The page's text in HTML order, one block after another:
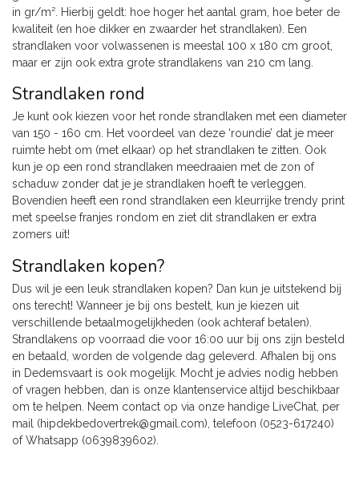
in gr/m². Hierbij geldt: hoe hoger het aantal gram, hoe beter de
kwaliteit (en hoe dikker en zwaarder het strandlaken). Een
strandlaken voor volwassenen is meestal 100 x 180 cm groot,
maar er zijn ook extra grote strandlakens van 210 cm lang.
Strandlaken rond
Je kunt ook kiezen voor het ronde strandlaken met een diameter
van 150 - 160 cm. Het voordeel van deze ‘roundie’ dat je meer
ruimte hebt om (met elkaar) op het strandlaken te zitten. Ook
kun je op een rond strandlaken meedraaien met de zon of
schaduw zonder dat je je strandlaken hoeft te verleggen.
Bovendien heeft een rond strandlaken een kleurrijke trendy print
met speelse franjes rondom en ziet dit strandlaken er extra
zomers uit!
Strandlaken kopen?
Dus wil je een leuk strandlaken kopen? Dan kun je uitstekend bij
ons terecht! Wanneer je bij ons bestelt, kun je kiezen uit
verschillende betaalmogelijkheden (ook achteraf betalen).
Strandlakens op voorraad die voor 16:00 uur bij ons zijn besteld
en betaald, worden de volgende dag geleverd. Afhalen bij ons
in Dedemsvaart is ook mogelijk. Mocht je advies nodig hebben
of vragen hebben, dan is onze klantenservice altijd beschikbaar
om te helpen. Neem contact op via onze handige LiveChat, per
mail (hipdekbedovertrek@gmail.com), telefoon (0523-617240)
of Whatsapp (0639839602).